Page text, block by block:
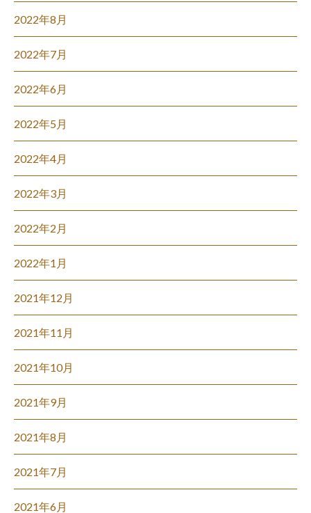
2022年8月
2022年7月
2022年6月
2022年5月
2022年4月
2022年3月
2022年2月
2022年1月
2021年12月
2021年11月
2021年10月
2021年9月
2021年8月
2021年7月
2021年6月